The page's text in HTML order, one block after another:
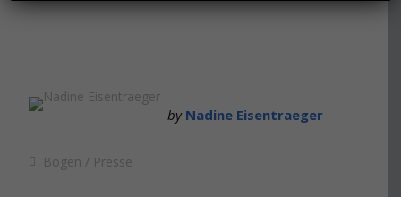
by Nadine Eisentraeger
Bogen Presse